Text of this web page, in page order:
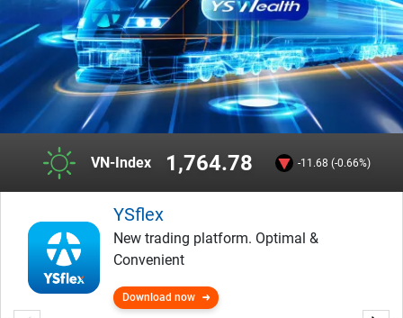
VN-Index 1,764.78 -11.68 (-0.66%)
YSflex
New trading platform. Optimal &
Convenient
Download now